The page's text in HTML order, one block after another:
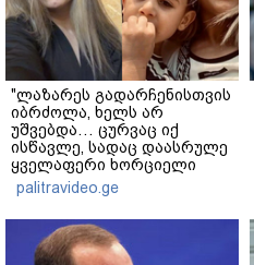
"ლაზარეს გადარჩენისთვის
იბრძოლა, ხელს არ
უშვებდა… ცურვაც იქ
ისწავლე, სადაც დაასრულე
ყველაფერი ხორციელი
ცხოვრებიდან" – რას წერს
ხობში დაღუპული დედა-
შვილის ახლობელი?
palitravideo.ge